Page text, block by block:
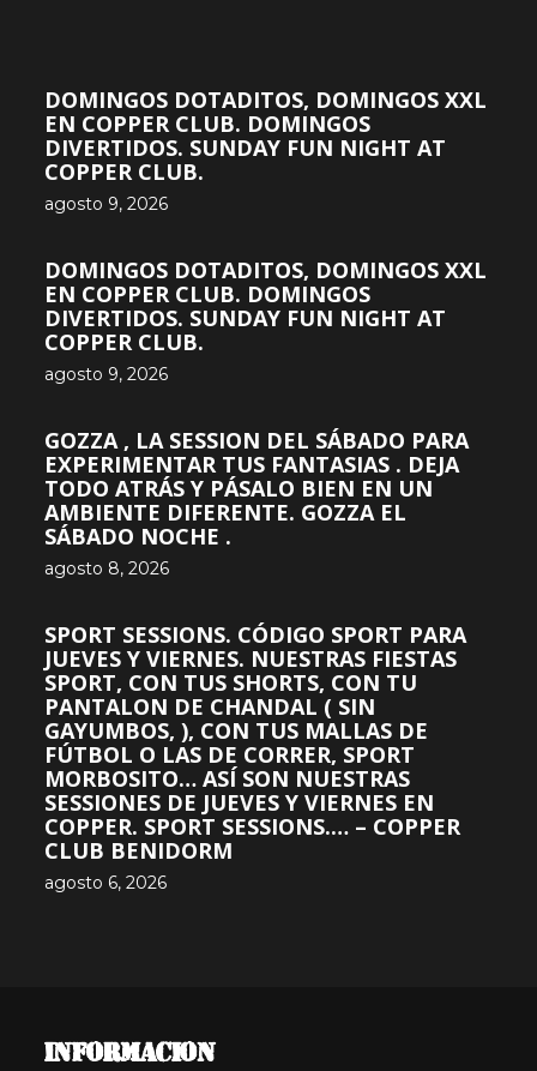
DOMINGOS DOTADITOS, DOMINGOS XXL
EN COPPER CLUB. DOMINGOS
DIVERTIDOS. SUNDAY FUN NIGHT AT
COPPER CLUB.
agosto 9, 2026
DOMINGOS DOTADITOS, DOMINGOS XXL
EN COPPER CLUB. DOMINGOS
DIVERTIDOS. SUNDAY FUN NIGHT AT
COPPER CLUB.
agosto 9, 2026
GOZZA , LA SESSION DEL SÁBADO PARA
EXPERIMENTAR TUS FANTASIAS . DEJA
TODO ATRÁS Y PÁSALO BIEN EN UN
AMBIENTE DIFERENTE. GOZZA EL
SÁBADO NOCHE .
agosto 8, 2026
SPORT SESSIONS. CÓDIGO SPORT PARA
JUEVES Y VIERNES. NUESTRAS FIESTAS
SPORT, CON TUS SHORTS, CON TU
PANTALON DE CHANDAL ( SIN
GAYUMBOS, ), CON TUS MALLAS DE
FÚTBOL O LAS DE CORRER, SPORT
MORBOSITO… ASÍ SON NUESTRAS
SESSIONES DE JUEVES Y VIERNES EN
COPPER. SPORT SESSIONS.… – COPPER
CLUB BENIDORM
agosto 6, 2026
INFORMACION